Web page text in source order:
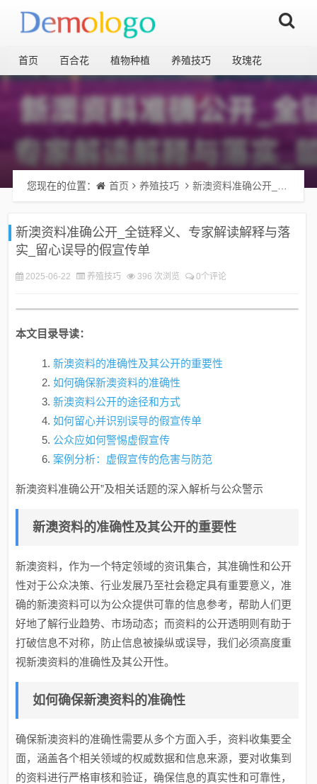
首页 百合花 植物种植 养殖技巧 玫瑰花
您现在的位置： 首页 养殖技巧 新澳资料准确公开_全链释义、专家解读解释与落实_留心误导的假宣传单
新澳资料准确公开_全链释义、专家解读解释与落
实_留心误导的假宣传单
2025-06-22 养殖技巧 396 次浏览 0个评论
本文目录导读：
新澳资料的准确性及其公开的重要性
如何确保新澳资料的准确性
新澳资料公开的途径和方式
如何留心并识别误导的假宣传单
公众应如何警惕虚假宣传
案例分析：虚假宣传的危害与防范
新澳资料准确公开”及相关话题的深入解析与公众警示
新澳资料的准确性及其公开的重要性
新澳资料，作为一个特定领域的资讯集合，其准确性和公开
性对于公众决策、行业发展乃至社会稳定具有重要意义，准
确的新澳资料可以为公众提供可靠的信息参考，帮助人们更
好地了解行业趋势、市场动态；而资料的公开透明则有助于
打破信息不对称，防止信息被操纵或误导，我们必须高度重
视新澳资料的准确性及其公开性。
如何确保新澳资料的准确性
确保新澳资料的准确性需要从多个方面入手，资料收集要全
面，涵盖各个相关领域的权威数据和信息来源，要对收集到
的资料进行严格审核和验证，确保信息的真实性和可靠性，